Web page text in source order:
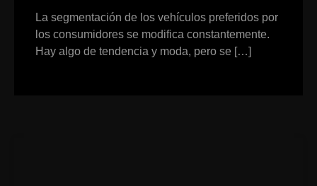
La segmentación de los vehículos preferidos por
los consumidores se modifica constantemente.
Hay algo de tendencia y moda, pero se […]